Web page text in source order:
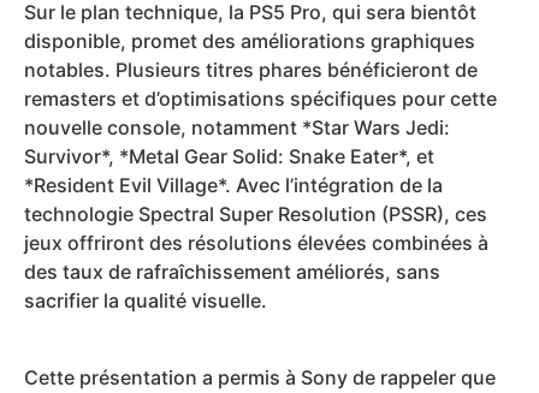
Sur le plan technique, la PS5 Pro, qui sera bientôt
disponible, promet des améliorations graphiques
notables. Plusieurs titres phares bénéficieront de
remasters et d’optimisations spécifiques pour cette
nouvelle console, notamment *Star Wars Jedi:
Survivor*, *Metal Gear Solid: Snake Eater*, et
*Resident Evil Village*. Avec l’intégration de la
technologie Spectral Super Resolution (PSSR), ces
jeux offriront des résolutions élevées combinées à
des taux de rafraîchissement améliorés, sans
sacrifier la qualité visuelle.
Cette présentation a permis à Sony de rappeler que